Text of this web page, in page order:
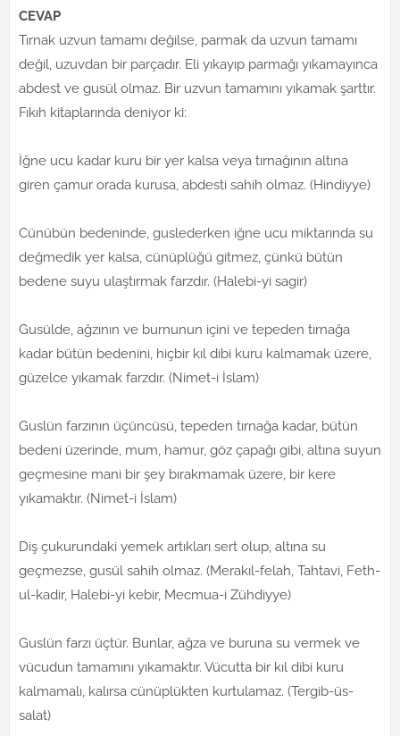
CEVAP
Tırnak uzvun tamamı değilse, parmak da uzvun tamamı
değil, uzuvdan bir parçadır. Eli yıkayıp parmağı yıkamayınca
abdest ve gusül olmaz. Bir uzvun tamamını yıkamak şarttır.
Fıkıh kitaplarında deniyor ki:
İğne ucu kadar kuru bir yer kalsa veya tırnağının altına
giren çamur orada kurusa, abdesti sahih olmaz. (Hindiyye)
Cünübün bedeninde, guslederken iğne ucu miktarında su
değmedik yer kalsa, cünüplüğü gitmez, çünkü bütün
bedene suyu ulaştırmak farzdır. (Halebi-yi sagir)
Gusülde, ağzının ve burnunun içini ve tepeden tırnağa
kadar bütün bedenini, hiçbir kıl dibi kuru kalmamak üzere,
güzelce yıkamak farzdır. (Nimet-i İslam)
Guslün farzının üçüncüsü, tepeden tırnağa kadar, bütün
bedeni üzerinde, mum, hamur, göz çapağı gibi, altına suyun
geçmesine mani bir şey bırakmamak üzere, bir kere
yıkamaktır. (Nimet-i İslam)
Diş çukurundaki yemek artıkları sert olup, altına su
geçmezse, gusül sahih olmaz. (Merakıl-felah, Tahtavi, Feth-
ul-kadir, Halebi-yi kebir, Mecmua-i Zühdiyye)
Guslün farzı üçtür. Bunlar, ağza ve buruna su vermek ve
vücudun tamamını yıkamaktır. Vücutta bir kıl dibi kuru
kalmamalı, kalırsa cünüplükten kurtulamaz. (Tergib-üs-
salat)